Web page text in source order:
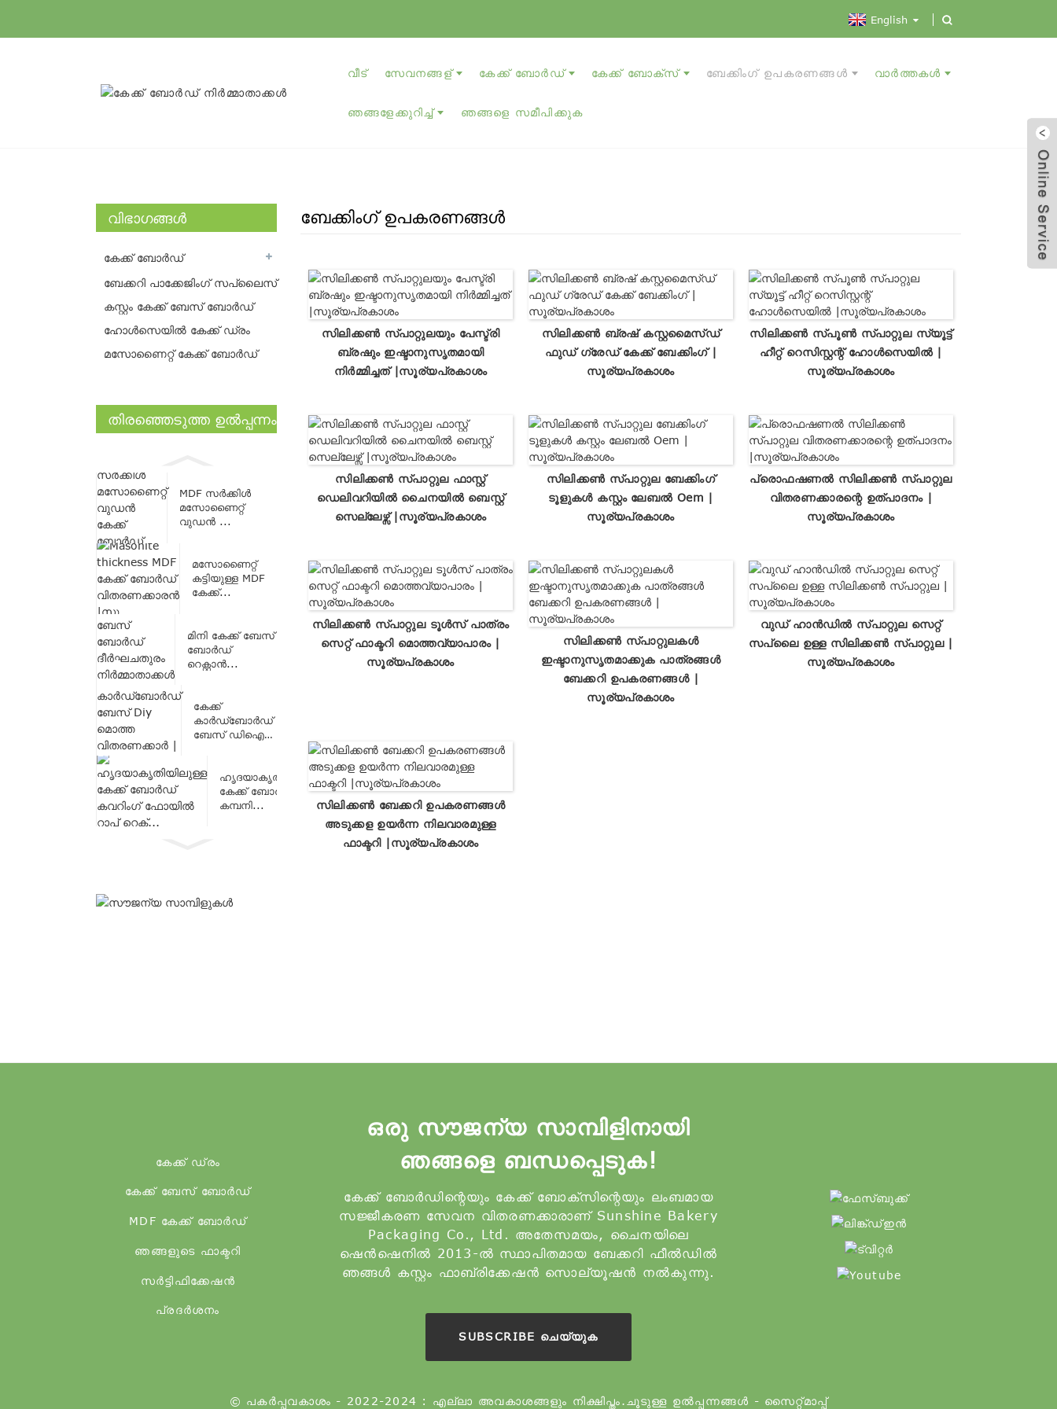
English
വീട് സേവനങ്ങള് കേക്ക് ബോർഡ് കേക്ക് ബോക്സ് ബേക്കിംഗ് ഉപകരണങ്ങൾ വാർത്തകൾ
ഞങ്ങളേക്കുറിച്ച് ഞങ്ങളെ സമീപിക്കുക
വിഭാഗങ്ങൾ
കേക്ക് ബോർഡ്
ബേക്കറി പാക്കേജിംഗ് സപ്ലൈസ്
കസ്റ്റം കേക്ക് ബേസ് ബോർഡ്
ഹോൾസെയിൽ കേക്ക് ഡ്രം
മസോണൈറ്റ് കേക്ക് ബോർഡ്
തിരഞ്ഞെടുത്ത ഉൽപ്പന്നം
MDF സർക്കിൾ
മസോണൈറ്റ്
വുഡൻ ...
മസോണൈറ്റ്
കട്ടിയുള്ള MDF
കേക്ക്...
മിനി കേക്ക് ബേസ്
ബോർഡ്
റെക്റ്റാൻ...
കേക്ക്
കാർഡ്ബോർഡ്
ബേസ് ഡിഐ
ഹൃദയാകൃതിയിലുള്ള
കേക്ക് ബോർഡ്
കമ്പനി...
ബേക്കിംഗ് ഉപകരണങ്ങൾ
സിലിക്കൺ സ്പാറ്റുലയും പേസ്ട്രി
ബ്രഷും ഇഷ്ടാനുസൃതമായി
നിർമ്മിച്ചത് |സൂര്യപ്രകാശം
സിലിക്കൺ ബ്രഷ് കസ്റ്റമൈസ്ഡ്
ഫുഡ് ഗ്രേഡ് കേക്ക് ബേക്കിംഗ് |
സൂര്യപ്രകാശം
സിലിക്കൺ സ്പൂൺ സ്പാറ്റുല സ്യൂട്ട്
ഹീറ്റ് റെസിസ്റ്റന്റ് ഹോൾസെയിൽ |
സൂര്യപ്രകാശം
സിലിക്കൺ സ്പാറ്റുല ഫാസ്റ്റ്
ഡെലിവറിയിൽ ചൈനയിൽ ബെസ്റ്റ്
സെല്ലേഴ്സ് |സൂര്യപ്രകാശം
സിലിക്കൺ സ്പാറ്റുല ബേക്കിംഗ്
ടൂളുകൾ കസ്റ്റം ലേബൽ Oem |
സൂര്യപ്രകാശം
പ്രൊഫഷണൽ സിലിക്കൺ സ്പാറ്റുല
വിതരണക്കാരന്റെ ഉത്പാദനം |
സൂര്യപ്രകാശം
സിലിക്കൺ സ്പാറ്റുല ടൂൾസ് പാത്രം
സെറ്റ് ഫാക്ടറി മൊത്തവ്യാപാരം |
സൂര്യപ്രകാശം
സിലിക്കൺ സ്പാറ്റുലകൾ
ഇഷ്ടാനുസൃതമാക്കുക പാത്രങ്ങൾ
ബേക്കറി ഉപകരണങ്ങൾ |
സൂര്യപ്രകാശം
വുഡ് ഹാൻഡിൽ സ്പാറ്റുല സെറ്റ്
സപ്ലൈ ഉള്ള സിലിക്കൺ സ്പാറ്റുല |
സൂര്യപ്രകാശം
സിലിക്കൺ ബേക്കറി ഉപകരണങ്ങൾ
അടുക്കള ഉയർന്ന നിലവാരമുള്ള
ഫാക്ടറി |സൂര്യപ്രകാശം
കേക്ക് ഡ്രം
കേക്ക് ബേസ് ബോർഡ്
MDF കേക്ക് ബോർഡ്
ഞങ്ങളുടെ ഫാക്ടറി
സർട്ടിഫിക്കേഷൻ
പ്രദർശനം
ഒരു സൗജന്യ സാമ്പിളിനായി
ഞങ്ങളെ ബന്ധപ്പെടുക!
കേക്ക് ബോർഡിന്റെയും കേക്ക് ബോക്സിന്റെയും ലംബമായ
സജ്ജീകരണ സേവന വിതരണക്കാരാണ് Sunshine Bakery
Packaging Co., Ltd. അതേസമയം, ചൈനയിലെ
ഷെൻ‌ഷെനിൽ 2013-ൽ സ്ഥാപിതമായ ബേക്കറി ഫീൽഡിൽ
ഞങ്ങൾ കസ്റ്റം ഫാബ്രിക്കേഷൻ സൊല്യൂഷൻ നൽകുന്നു.
SUBSCRIBE ചെയ്യുക
© പകർപ്പവകാശം - 2022-2024 : എല്ലാ അവകാശങ്ങളും നിക്ഷിപ്തം. ചൂടുള്ള ഉൽപ്പന്നങ്ങൾ - സൈറ്റ്മാപ്പ്